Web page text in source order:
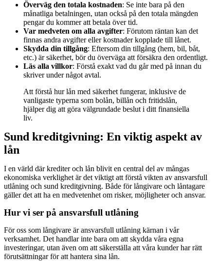
Överväg den totala kostnaden: Se inte bara på den
månatliga betalningen, utan också på den totala mängden
pengar du kommer att betala över tid.
Var medveten om alla avgifter: Förutom räntan kan det
finnas andra avgifter eller kostnader kopplade till lånet.
Skydda din tillgång: Eftersom din tillgång (hem, bil, båt,
etc.) är säkerhet, bör du överväga att försäkra den ordentligt.
Läs alla villkor: Förstå exakt vad du går med på innan du
skriver under något avtal.
Att förstå hur lån med säkerhet fungerar, inklusive de
vanligaste typerna som bolån, billån och fritidslån,
hjälper dig att göra välgrundade beslut i ditt finansiella
liv.
Sund kreditgivning: En viktig aspekt av
lån
I en värld där krediter och lån blivit en central del av mångas
ekonomiska verklighet är det viktigt att förstå vikten av ansvarsfull
utlåning och sund kreditgivning. Både för långivare och låntagare
gäller det att ha en medvetenhet om risker, möjligheter och ansvar.
Hur vi ser på ansvarsfull utlåning
För oss som långivare är ansvarsfull utlåning kärnan i vår
verksamhet. Det handlar inte bara om att skydda våra egna
investeringar, utan även om att säkerställa att våra kunder har rätt
förutsättningar för att hantera sina lån.